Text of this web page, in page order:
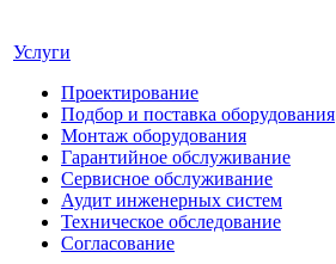
Услуги
Проектирование
Подбор и поставка оборудования
Монтаж оборудования
Гарантийное обслуживание
Сервисное обслуживание
Аудит инженерных систем
Техническое обследование
Согласование